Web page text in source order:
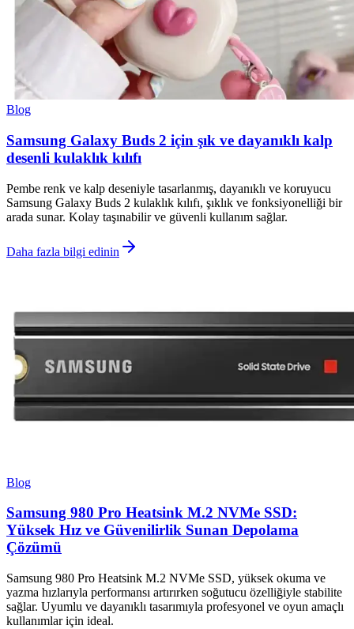
Blog
Samsung Galaxy Buds 2 için şık ve dayanıklı kalp
desenli kulaklık kılıfı
Pembe renk ve kalp deseniyle tasarlanmış, dayanıklı ve koruyucu
Samsung Galaxy Buds 2 kulaklık kılıfı, şıklık ve fonksiyonelliği bir
arada sunar. Kolay taşınabilir ve güvenli kullanım sağlar.
Daha fazla bilgi edinin
Blog
Samsung 980 Pro Heatsink M.2 NVMe SSD:
Yüksek Hız ve Güvenilirlik Sunan Depolama
Çözümü
Samsung 980 Pro Heatsink M.2 NVMe SSD, yüksek okuma ve
yazma hızlarıyla performansı artırırken soğutucu özelliğiyle stabilite
sağlar. Uyumlu ve dayanıklı tasarımıyla profesyonel ve oyun amaçlı
kullanımlar için ideal.